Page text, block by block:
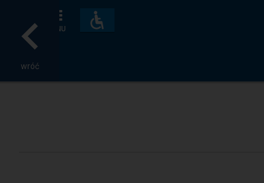
wróć
MENU
Dostępność
i